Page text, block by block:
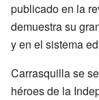
publicado en la
demuestra su
y en el sistema
Carrasquilla se
héroes de la